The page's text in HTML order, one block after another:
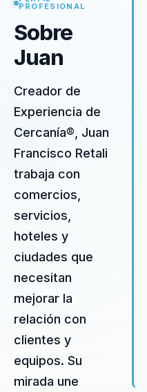
PROFESIONAL
Sobre
Juan
Creador de
Experiencia de
Cercanía®, Juan
Francisco Retali
trabaja con
comercios,
servicios,
hoteles y
ciudades que
necesitan
mejorar la
relación con
clientes y
equipos. Su
mirada une